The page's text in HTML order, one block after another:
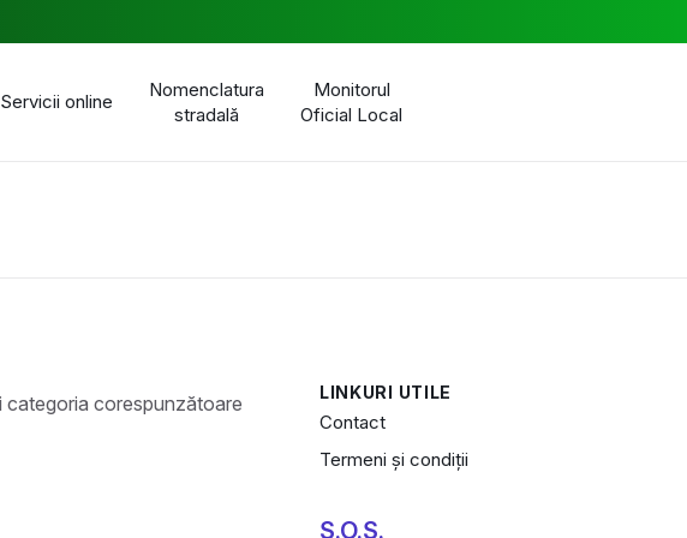
Servicii online
Nomenclatura
stradală
Monitorul
Oficial Local
LINKURI UTILE
Contact
Termeni și condiții
S.O.S.